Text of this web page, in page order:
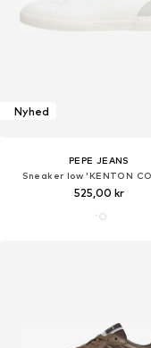
Nyhed
PEPE JEANS
Sneaker low 'KENTON
525,00 kr